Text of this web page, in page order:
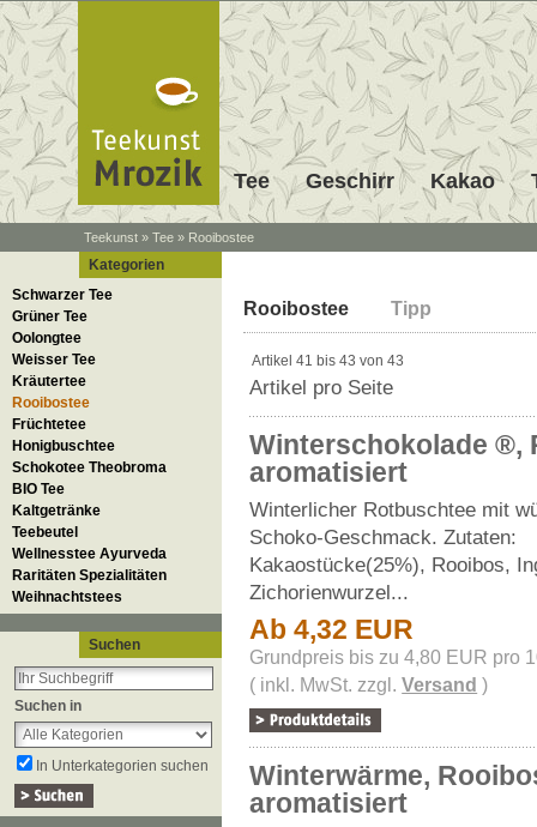
Tee Geschirr Kakao
Teekunst » Tee » Rooibostee
Kategorien
Schwarzer Tee
Grüner Tee
Oolongtee
Weisser Tee
Kräutertee
Rooibostee
Früchtetee
Honigbuschtee
Schokotee Theobroma
BIO Tee
Kaltgetränke
Teebeutel
Wellnesstee Ayurveda
Raritäten Spezialitäten
Weihnachtstees
Suchen
Suchen in
In Unterkategorien suchen
Rooibos, Rooibush oder
südafrikanischen Cedarber-
dadurch aus, dass es
besonders
C und die zahlreich enthaltenen
für jede Tageszeit.
Rooibostee Tipp
Artikel 41 bis 43 von 43
Artikel pro Seite
Winterschokolade ®,
aromatisiert
Winterlicher Rotbuschtee mit
Schoko-Geschmack. Zutaten:
Kakaostücke(25%), Rooibos,
Zichorienwurzel...
Ab 4,32 EUR
Grundpreis bis zu 4,80 EUR pro
( inkl. MwSt. zzgl.Versand )
Winterwärme,
aromatisiert